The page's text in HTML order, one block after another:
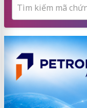
Tìm kiếm mã